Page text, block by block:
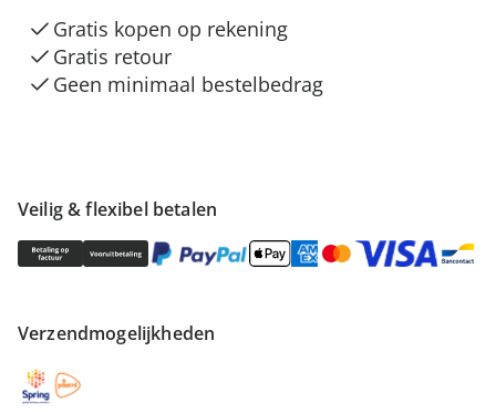
Veilig & flexibel betalen
Verzendmogelijkheden
Gratis kopen op rekening
Gratis retour
Geen minimaal bestelbedrag